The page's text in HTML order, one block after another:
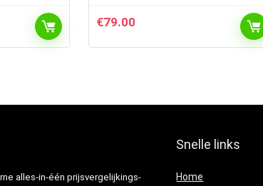
€79.00
alles-in-één prijsvergelijkings-
Snelle links
Home